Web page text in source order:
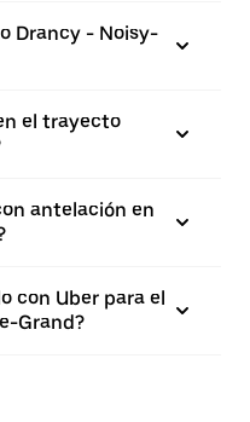
Drancy - Noisy-
el trayecto
antelación en
con Uber para el
Grand?